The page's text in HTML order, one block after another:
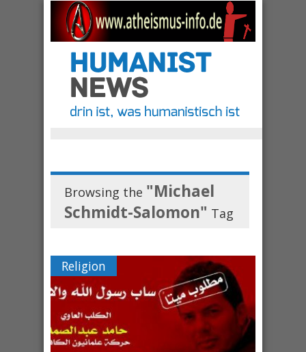
Browsing the "Michael
Schmidt-Salomon" Tag
Religion